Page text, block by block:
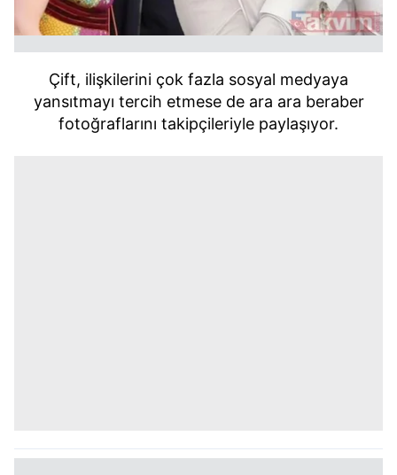
Çift, ilişkilerini çok fazla sosyal medyaya
yansıtmayı tercih etmese de ara ara beraber
fotoğraflarını takipçileriyle paylaşıyor.